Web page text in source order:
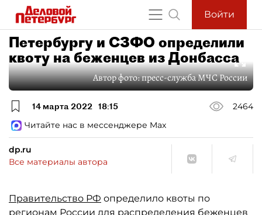
Войти
Петербургу и СЗФО определили
квоту на беженцев из Донбасса
Автор фото:пресс-служба МЧС России
14 марта 2022 18:15
2464
Читайте нас в мессенджере Max
dp.ru
Все материалы автора
Правительство РФ определило квоты по
регионам России для распределения беженцев